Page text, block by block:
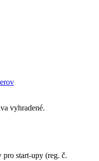
vyhradené.
start-upy (reg. č.